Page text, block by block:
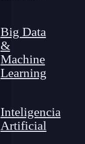
Big Data
&
Machine
Learning
Inteligencia
Artificial